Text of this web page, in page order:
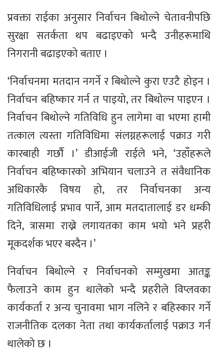
प्रवक्ता राईका अनुसार निर्वाचन बिथोल्ने चेतावनीपछि
सुरक्षा सतर्कता थप बढाइएको भन्दै उनीहरूमाथि
निगरानी बढाइएको बताए ।
‘निर्वाचनमा मतदान नगर्ने र बिथोल्ने कुरा एउटै होइन ।
निर्वाचन बहिष्कार गर्न त पाइयो, तर बिथोल्न पाइएन ।
निर्वाचन बिथोल्ने गतिविधि हुन लागेमा वा भएमा हामी
तत्काल त्यस्ता गतिविधिमा संलग्नहरूलाई पक्राउ गरी
कारबाही गर्छौ ।’ डीआईजी राईले भने, ‘उहाँहरूले
निर्वाचन बहिष्कारको अभियान चलाउने त संवैधानिक
अधिकारकै विषय हो, तर निर्वाचनका अन्य
गतिविधिलाई प्रभाव पार्ने, आम मतदातालाई डर धम्की
दिने, त्रासमा राख्ने लगायतका काम भयो भने प्रहरी
मूकदर्शक भएर बस्दैन ।’
निर्वाचन बिथोल्ने र निर्वाचनको सम्मुखमा आतङ्क
फैलाउने काम हुन थालेको भन्दै प्रहरीले विप्लवका
कार्यकर्ता र अन्य चुनावमा भाग नलिने र बहिस्कार गर्ने
राजनीतिक दलका नेता तथा कार्यकर्तालाई पक्राउ गर्न
थालेको छ ।